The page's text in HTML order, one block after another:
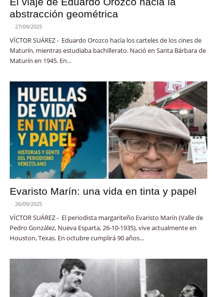
abstracción geométrica
- 27/09/2025
VÍCTOR SUÁREZ - Eduardo Orozco hacía los carteles de los cines de
Maturín, mientras estudiaba bachillerato. Nació en Santa Bárbara de
Maturín en 1945. En...
Evaristo Marín: una vida en tinta y papel
- 26/09/2025
VÍCTOR SUÁREZ - El periodista margariteño Evaristo Marín (Valle de
Pedro González, Nueva Esparta, 26-10-1935), vive actualmente en
Houston, Texas. En octubre cumplirá 90 años...